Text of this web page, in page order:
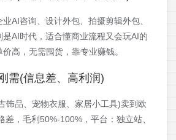
AI咨询、设计外包、拍摄剪辑外包、
AI时代，适合懂商业流程又会玩AI的
高，无需囤货，靠专业赚钱。
需(信息差、高利润)
饰品、宠物衣服、家居小工具)卖到欧
差，毛利50%-100%，平台：独立站、